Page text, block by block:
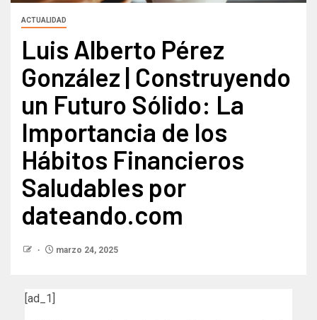
ACTUALIDAD
Luis Alberto Pérez
González | Construyendo
un Futuro Sólido: La
Importancia de los
Hábitos Financieros
Saludables por
dateando.com
marzo 24, 2025
[ad_1]